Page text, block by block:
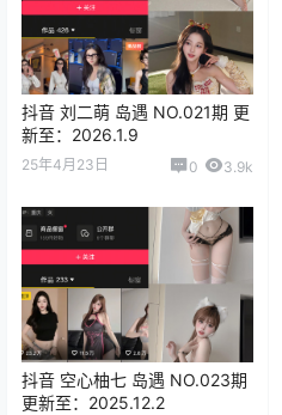
抖音 刘二萌 岛遇 NO.021期 更
新至：2026.1.9
25年4月23日 0 3.9k
抖音 空心柚七 岛遇 NO.023期
更新至：2025.12.2